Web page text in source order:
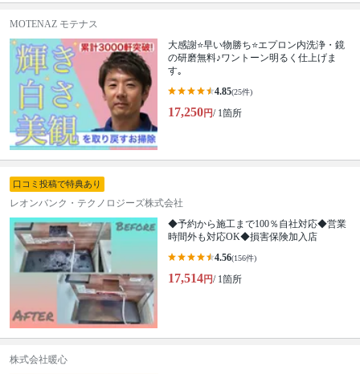
MOTENAZ モテナス
大感謝⭐️早い物勝ち⭐️エプロン内洗浄・鏡
の研磨無料♪ワントーン明るく仕上げま
す｡
4.85(25件)
17,250円/ 1箇所
口コミ投稿で特典あり
レオンバンク・テクノロジーズ株式会社
◆予約から施工まで100％自社対応◆営業
時間外も対応OK◆損害保険加入店
4.56(156件)
17,514円/ 1箇所
株式会社暖心